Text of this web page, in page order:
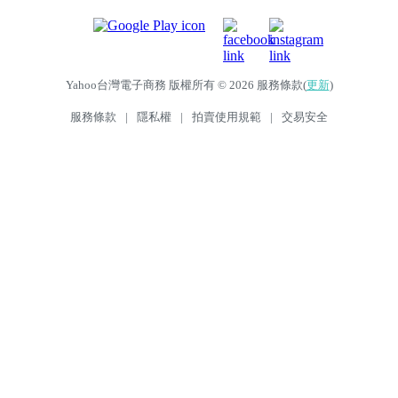
Yahoo台灣電子商務 版權所有 © 2026 服務條款(更新)
服務條款 | 隱私權 | 拍賣使用規範 | 交易安全